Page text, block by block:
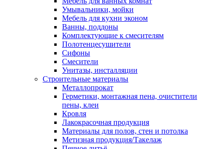
Умывальники, мойки
Мебель для кухни эконом
Ванны, поддоны
Комплектующие к смесителям
Полотенцесушители
Сифоны
Смесители
Унитазы, инсталляции
Строительные материалы
Металлопрокат
Герметики, монтажная пена, очистители
пены, клеи
Кровля
Лакокрасочная продукция
Материалы для полов, стен и потолка
Метизная продукция/Такелаж